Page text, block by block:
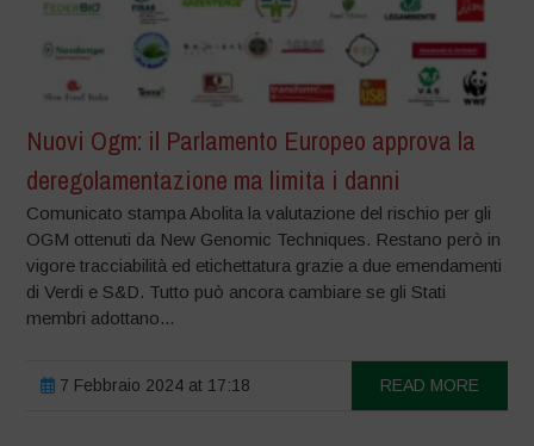
Nuovi Ogm: il Parlamento Europeo approva la
deregolamentazione ma limita i danni
Comunicato stampa Abolita la valutazione del rischio per gli
OGM ottenuti da New Genomic Techniques. Restano però in
vigore tracciabilità ed etichettatura grazie a due emendamenti
di Verdi e S&D. Tutto può ancora cambiare se gli Stati
membri adottano...
7 Febbraio 2024 at 17:18 READ MORE